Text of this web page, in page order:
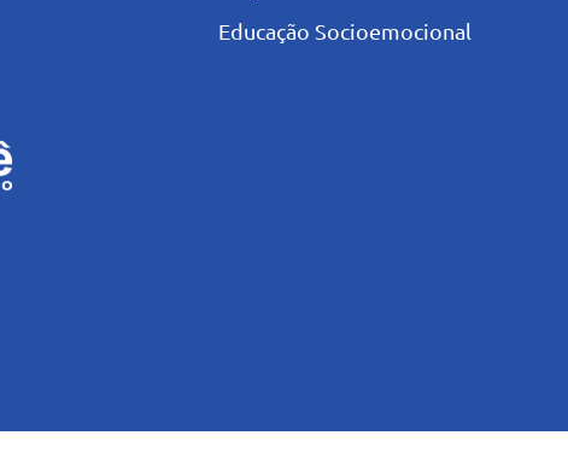
Educação Socioemocional